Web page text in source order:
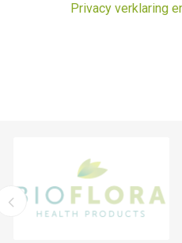
Privacy verklaring